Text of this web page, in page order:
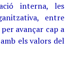
interna, les
entre
avançar cap a
els valors del